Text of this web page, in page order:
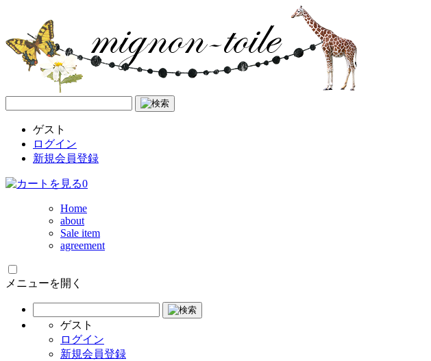
ゲスト
ログイン
新規会員登録
0
Home
about
Sale item
agreement
メニューを開く
ゲスト
ログイン
新規会員登録